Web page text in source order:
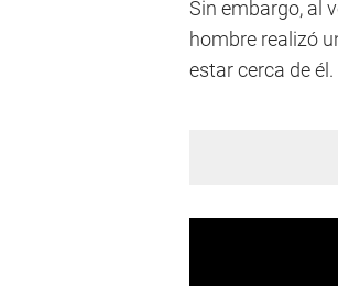
Sin embargo, al
hombre realizó
estar cerca de él.